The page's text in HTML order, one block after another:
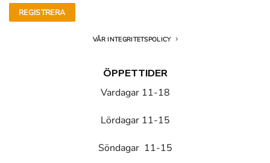
VÅR INTEGRITETSPOLICY
ÖPPETTIDER
Vardagar 11-18
Lördagar 11-15
Söndagar 11-15